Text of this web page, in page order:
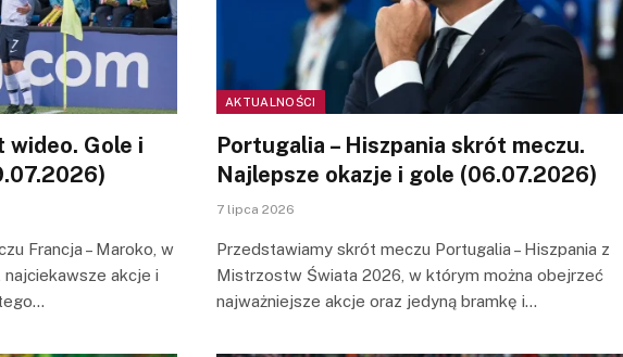
wideo. Gole i
Francja – Maroko, w
akcje i
AKTUALNOŚCI
Portugalia – Hiszpania skrót meczu.
Najlepsze okazje i gole (06.07.2026)
7 lipca 2026
Przedstawiamy skrót meczu Portugalia – Hiszpania z
Mistrzostw Świata 2026, w którym można obejrzeć
najważniejsze akcje oraz jedyną bramkę i…